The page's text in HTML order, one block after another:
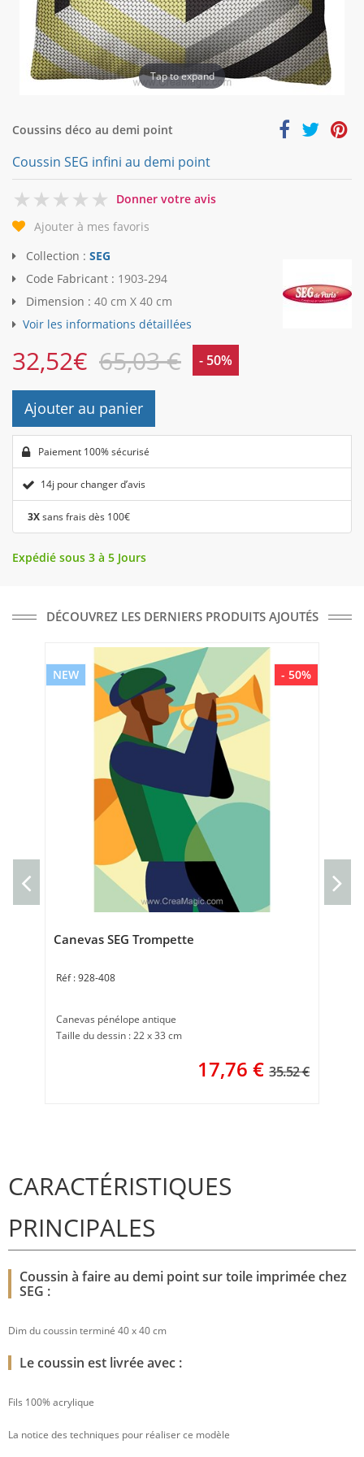
Tap to expand
Coussins déco au demi point
Coussin SEG infini au demi point
0
Donner votre avis
Ajouter à mes favoris
Collection : SEG
Code Fabricant : 1903-294
Dimension : 40 cm X 40 cm
Voir les informations détaillées
32,52€ 65,03 € - 50%
Ajouter au panier
Paiement 100% sécurisé
14j pour changer d’avis
3Xsans frais dès 100€
Expédié sous 3 à 5 Jours
DÉCOUVREZ LES DERNIERS PRODUITS AJOUTÉS
- 50%
NEW
Canevas SEG Trompette
928-408
Canevas pénélope antique
Taille du dessin : 22 x 33 cm
17,76 € 35.52 €
CARACTÉRISTIQUES
PRINCIPALES
Coussin à faire au demi point sur toile imprimée chez
SEG :
Dim du coussin terminé 40 x 40 cm
Le coussin est livrée avec :
Fils 100% acrylique
La notice des techniques pour réaliser ce modèle